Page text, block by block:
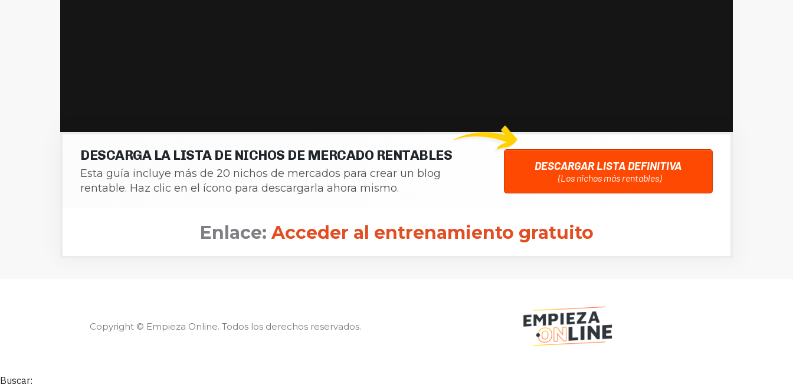
DESCARGA LA LISTA DE NICHOS DE MERCADO RENTABLES
Esta guía incluye más de 20 nichos de mercados para crear un blog
rentable. Haz clic en el ícono para descargarla ahora mismo.
DESCARGAR LISTA DEFINITIVA
(Los nichos más rentables)
Enlace: Acceder al entrenamiento gratuito
Copyright © Empieza Online. Todos los derechos reservados.
Buscar: